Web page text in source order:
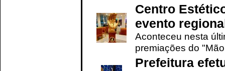
Centro
evento
Aconteceu nesta
premiações do
Prefeitura